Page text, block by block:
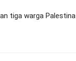
tiga warga Palestina